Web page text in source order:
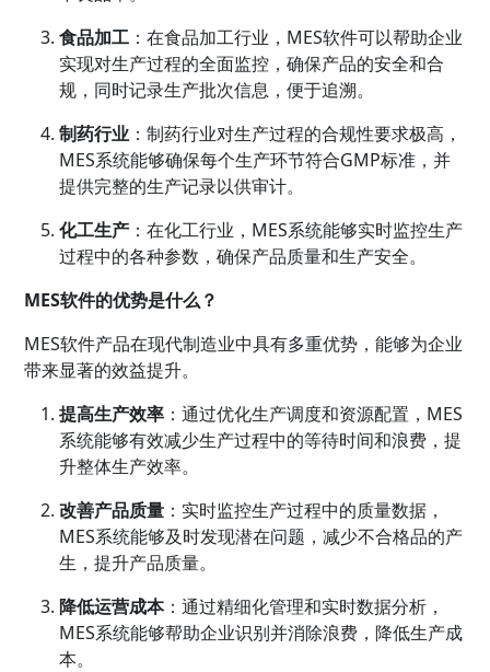
食品加工 ：在食品加工行业，MES软件可以帮助企业
实现对生产过程的全面监控，确保产品的安全和合
规，同时记录生产批次信息，便于追溯。
制药行业 ：制药行业对生产过程的合规性要求极高，
MES系统能够确保每个生产环节符合GMP标准，并
提供完整的生产记录以供审计。
化工生产 ：在化工行业，MES系统能够实时监控生产
过程中的各种参数，确保产品质量和生产安全。
MES软件的优势是什么？
MES软件产品在现代制造业中具有多重优势，能够为企业
带来显著的效益提升。
提高生产效率 ：通过优化生产调度和资源配置，MES
系统能够有效减少生产过程中的等待时间和浪费，提
升整体生产效率。
改善产品质量 ：实时监控生产过程中的质量数据，
MES系统能够及时发现潜在问题，减少不合格品的产
生，提升产品质量。
降低运营成本：通过精细化管理和实时数据分析，
MES系统能够帮助企业识别并消除浪费，降低生产成
本。